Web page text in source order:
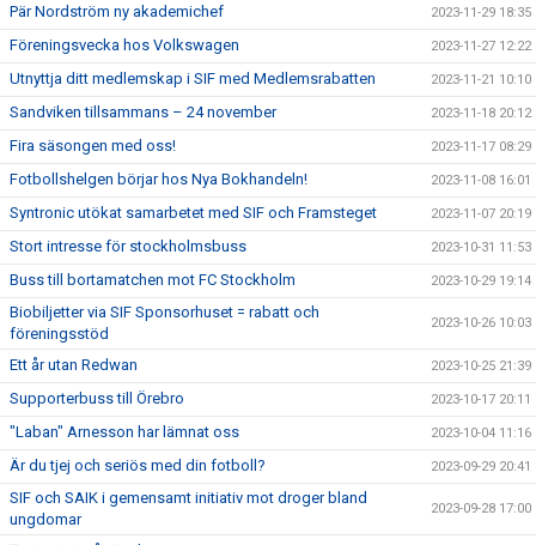
Pär Nordström ny akademichef 2023-11-29 18:35
Föreningsvecka hos Volkswagen 2023-11-27 12:22
Utnyttja ditt medlemskap i SIF med Medlemsrabatten 2023-11-21 10:10
Sandviken tillsammans – 24 november 2023-11-18 20:12
Fira säsongen med oss! 2023-11-17 08:29
Fotbollshelgen börjar hos Nya Bokhandeln! 2023-11-08 16:01
Syntronic utökat samarbetet med SIF och Framsteget 2023-11-07 20:19
Stort intresse för stockholmsbuss 2023-10-31 11:53
Buss till bortamatchen mot FC Stockholm 2023-10-29 19:14
Biobiljetter via SIF Sponsorhuset = rabatt och
föreningsstöd
2023-10-26 10:03
Ett år utan Redwan 2023-10-25 21:39
Supporterbuss till Örebro 2023-10-17 20:11
"Laban" Arnesson har lämnat oss 2023-10-04 11:16
Är du tjej och seriös med din fotboll? 2023-09-29 20:41
SIF och SAIK i gemensamt initiativ mot droger bland
ungdomar
2023-09-28 17:00